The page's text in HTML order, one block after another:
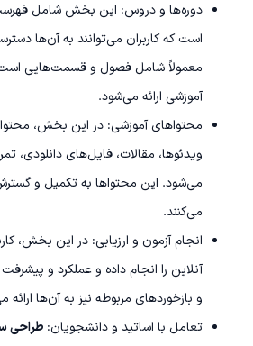
دوره‌ها و دروس: این بخش شامل
است که کاربران می‌توانند به آن‌ها
معمولاً شامل فصول و قسمت‌هایی
آموزشی ارائه می‌شود.
محتواهای آموزشی: در این بخش،
ویدئوها، مقالات، فایل‌های دانلودی،
می‌شود. این محتواها به تکمیل و
می‌کنند.
انجام آزمون و ارزیابی: در این بخش،
آنلاین را انجام داده و عملکرد و پیشرفت
و بازخوردهای مربوطه نیز به آن‌ها ارائه
تعامل با اساتید و دانشجویان: طراحی